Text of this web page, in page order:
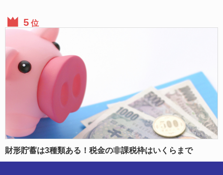
位
財形貯蓄は3種類ある！税金の非課税枠はいくらまで